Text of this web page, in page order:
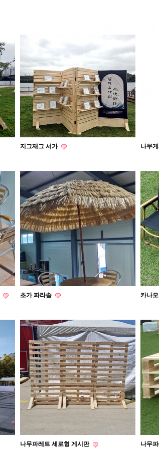
지그재그 서가 나무
초가 파라솔 카나
나무파레트 세로형 게시판 나무